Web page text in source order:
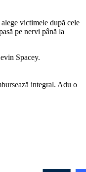
victimele după cele
pe nervi până la
Spacey.
integral. Adu o